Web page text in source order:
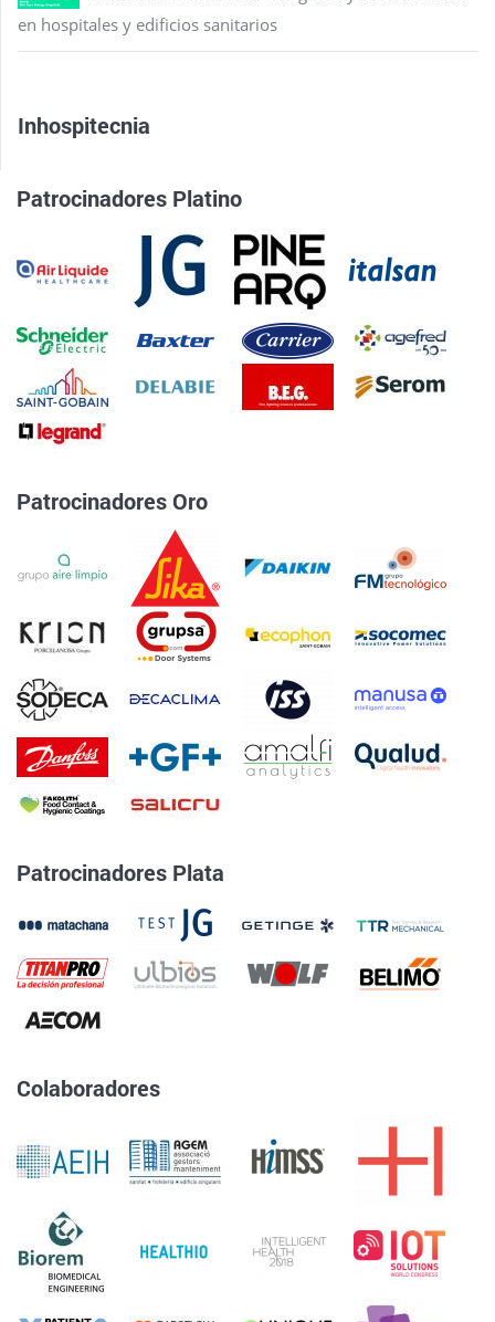
en hospitales y edificios sanitarios
Inhospitecnia
Patrocinadores Platino
Patrocinadores Oro
Patrocinadores Plata
Colaboradores